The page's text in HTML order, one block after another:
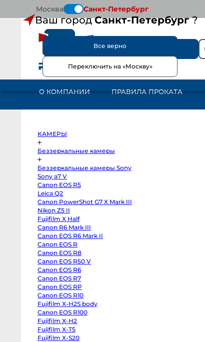
Москва Санкт-Петербург
Ваш городСанкт-Петербург?
Все верно
Переключить на «Москву»
КАМЕРЫ
Беззеркальные
Беззеркальные
Sony
Leica
Q2
PowerShot
Nikon
Z5
О КОМПАНИИ ПРАВИЛА ПРОКАТА
КАМЕРЫ
Беззеркальные камеры
Беззеркальные камеры Sony
Sony a7 V
Canon EOS R5
Leica Q2
Canon PowerShot G7 X Mark III
Nikon Z5 II
Fujifilm X Half
Canon R6 Mark III
Canon EOS R6 Mark II
Canon EOS R
Canon EOS R8
Canon EOS R50 V
Canon EOS R6
Canon EOS R7
Canon EOS RP
Canon EOS R10
Fujifilm X-H2S body
Canon EOS R100
Fujifilm X-H2
Fujifilm X-T5
Fujifilm X-S20